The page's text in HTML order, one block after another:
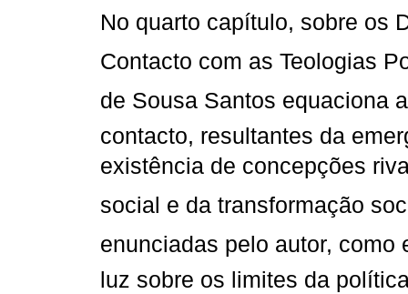
No quarto capítulo, sobre os
Contacto com as Teologias
de Sousa Santos equaciona
contacto, resultantes da
existência de concepções
social e da transformação
enunciadas pelo autor, como
luz sobre os limites da